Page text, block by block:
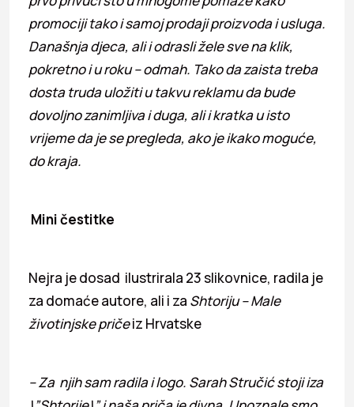
promociji tako i samoj prodaji proizvoda i usluga.
Današnja djeca, ali i odrasli žele sve na klik,
pokretno i u roku – odmah. Tako da zaista treba
dosta truda uložiti u takvu reklamu da bude
dovoljno zanimljiva i duga, ali i kratka u isto
vrijeme da je se pregleda, ako je ikako moguće,
do kraja.
Mini čestitke
Nejra je dosad ilustrirala 23 slikovnice, radila je
za domaće autore, ali i za Shtoriju – Male
životinjske pričeiz Hrvatske
– Za njih sam radila i logo. Sarah Stručić stoji iza